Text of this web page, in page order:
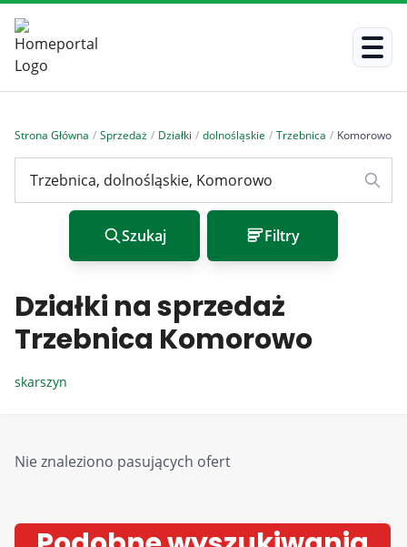
Strona Główna / Sprzedaż / Działki / dolnośląskie / Trzebnica / Komorowo
Szukaj Filtry
Działki na sprzedaż
Trzebnica Komorowo
skarszyn
Nie znaleziono pasujących ofert